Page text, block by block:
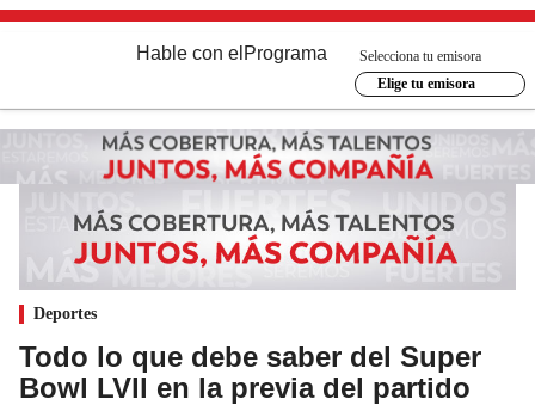
Hable con el Programa
Selecciona tu emisora
Elige tu emisora
Deportes
Todo lo que debe saber del Super
Bowl LVll en la previa del partido